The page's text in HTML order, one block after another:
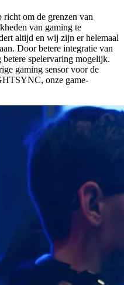
richt om de grenzen van
van gaming te
altijd en wij zijn er helemaal
Door betere integratie van
spelervaring mogelijk.
gaming sensor voor de
onze game-